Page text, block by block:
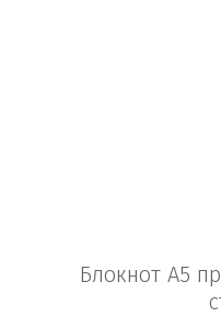
Блокнот А5